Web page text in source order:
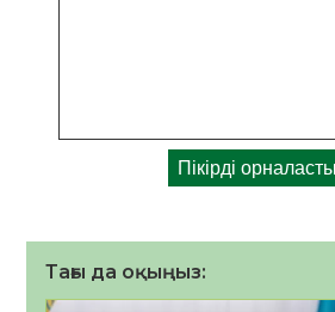
Тағы да оқыңыз: